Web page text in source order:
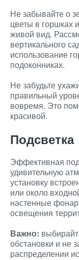
Не забывайте о
цветы в горшках
живой вид.
вертикального
использование
подоконниках.
Не забудьте
правильный
вовремя. Это
красивой.
Подсветка
Эффективная
удивительную
установку
или около
настенные
освещения
Важно:
обстановки и не
распределении